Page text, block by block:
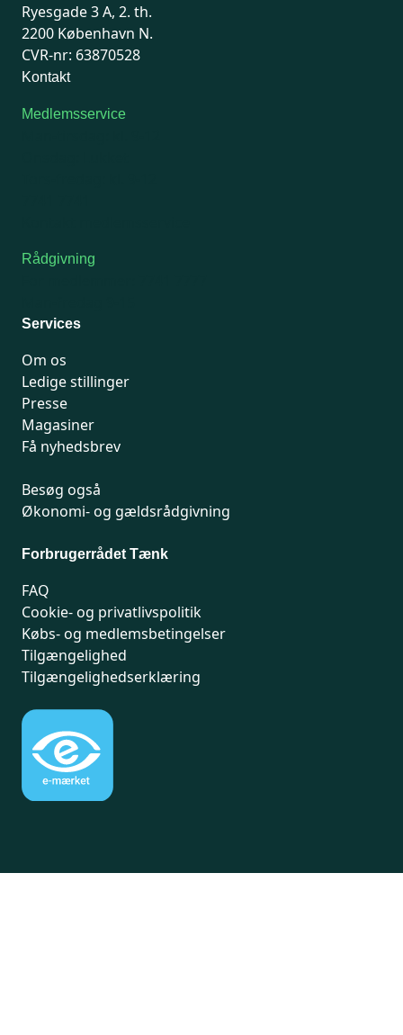
Ryesgade 3 A, 2. th.
2200 København N.
CVR-nr: 63870528
Kontakt
Medlemsservice
Rådgivning
Services
Om os
Ledige stillinger
Presse
Magasiner
Få nyhedsbrev
Besøg også
Økonomi- og gældsrådgivning
Forbrugerrådet Tænk
FAQ
Cookie- og privatlivspolitik
Købs- og medlemsbetingelser
Tilgængelighed
Tilgængelighedserklæring